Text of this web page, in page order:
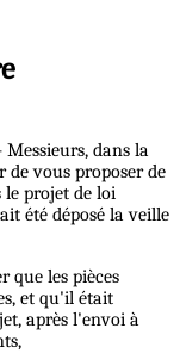
dans la
de vous proposer de
projet de loi
été déposé la veille
que les pièces
et qu'il était
après l'envoi à